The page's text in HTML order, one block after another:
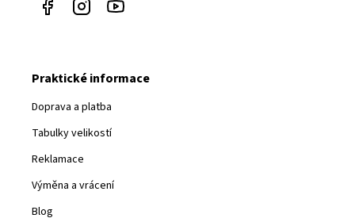
Praktické informace
Doprava a platba
Tabulky velikostí
Reklamace
Výměna a vrácení
Blog